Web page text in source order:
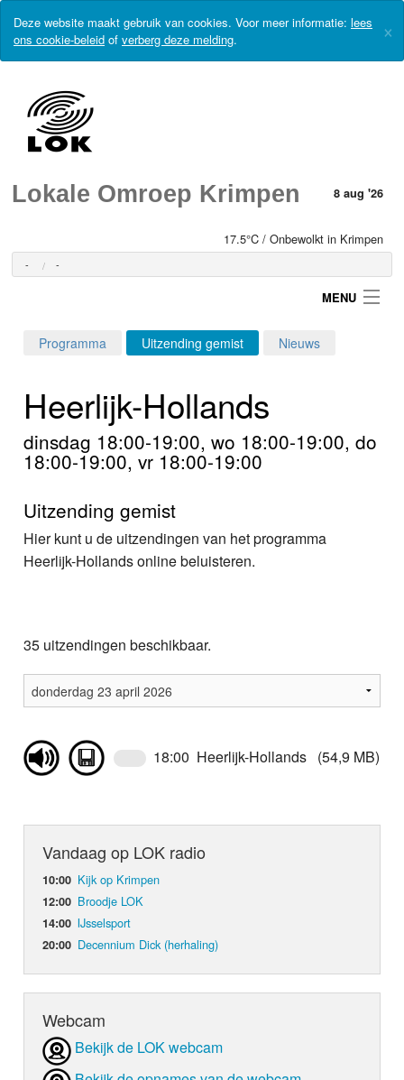
Deze website maakt gebruik van cookies. Voor meer informatie: lees
ons cookie-beleid of verberg deze melding. ×
Lokale Omroep Krimpen 8 aug '26
17.5°C / Onbewolkt in Krimpen
- -
MENU
Home
Programma's
Foto's
Info
Programma Uitzending gemist Nieuws
Heerlijk-Hollands
dinsdag 18:00-19:00, wo 18:00-19:00, do
18:00-19:00, vr 18:00-19:00
Uitzending gemist
Hier kunt u de uitzendingen van het programma
Heerlijk-Hollands online beluisteren.
35 uitzendingen beschikbaar.
18:00 Heerlijk-Hollands (54,9 MB)
Vandaag op LOK radio
10:00 Kijk op Krimpen
12:00 Broodje LOK
14:00 IJsselsport
20:00 Decennium Dick (herhaling)
Webcam
Bekijk de LOK webcam